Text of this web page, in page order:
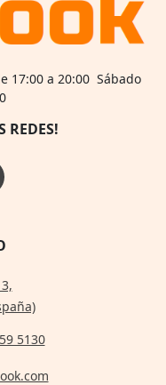
17:00 a 20:00 Sábado
REDES!
5130